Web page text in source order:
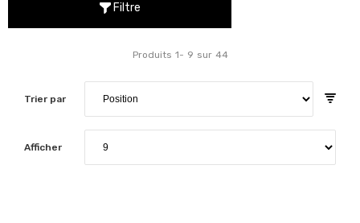
Filtre
Trier par
Produits 1- 9 sur 44
Afficher